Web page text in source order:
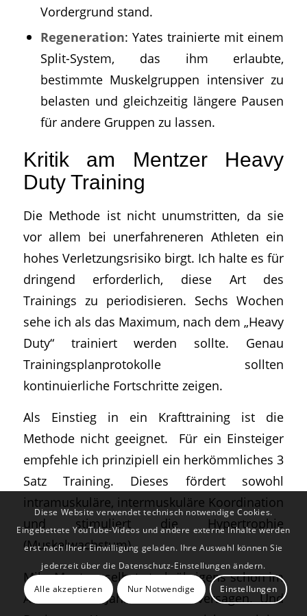
Vordergrund stand.
Regeneration: Yates trainierte mit einem
Split-System, das ihm erlaubte,
bestimmte Muskelgruppen intensiver zu
belasten und gleichzeitig längere Pausen
für andere Gruppen zu lassen.
Kritik am Mentzer Heavy
Duty Training
Die Methode ist nicht unumstritten, da sie
vor allem bei unerfahreneren Athleten ein
hohes Verletzungsrisiko birgt. Ich halte es für
dringend erforderlich, diese Art des
Trainings zu periodisieren. Sechs Wochen
sehe ich als das Maximum, nach dem „Heavy
Duty“ trainiert werden sollte. Genau
Trainingsplanprotokolle sollten
kontinuierliche Fortschritte zeigen.
Als Einstieg in ein Krafttraining ist die
Methode nicht geeignet. Für ein Einsteiger
empfehle ich prinzipiell ein herkömmliches 3
Satz Training. Dieses fördert sowohl
intramuskuläre, intermuskuläre Koordination
und stimuliert die Hypertrophie
(Muskelwachstum).
Mike Mentzer selbst starb übrigens schon im
Alter von 49 Jahren an Herzversagen. Und
Diese Website verwendet technisch notwendige Cookies.
Eingebettete YouTube-Videos und andere externe Inhalte werden
erst nach Ihrer Einwilligung geladen. Ihre Auswahl können Sie
jederzeit über die Datenschutz-Einstellungen ändern.
Alle akzeptieren Nur Notwendige Einstellungen